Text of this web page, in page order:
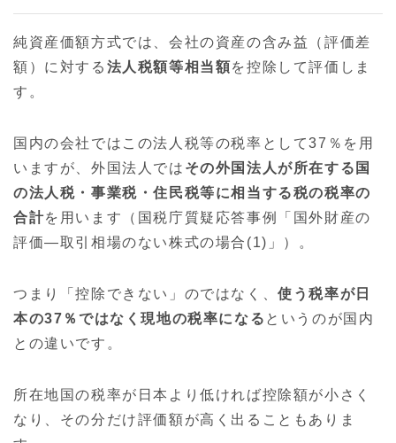
純資産価額方式では、会社の資産の含み益（評価差
額）に対する 法人税額等相当額を控除して評価しま
す。
国内の会社ではこの法人税等の税率として37％を用
いますが、外国法人では その外国法人が所在する国
の法人税・事業税・住民税等に相当する税の税率の
合計を用います（国税庁質疑応答事例「国外財産の
評価—取引相場のない株式の場合(1)」）。
つまり「控除できない」のではなく、使う税率が日
本の37％ではなく現地の税率になる というのが国内
との違いです。
所在地国の税率が日本より低ければ控除額が小さく
なり、その分だけ評価額が高く出ることもありま